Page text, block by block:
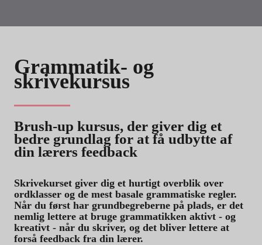
Grammatik- og
skrivekursus
Brush-up kursus, der giver dig et
bedre grundlag for at få udbytte af
din lærers feedback
Skrivekurset giver dig et hurtigt overblik over
ordklasser og de mest basale grammatiske regler.
Når du først har grundbegreberne på plads, er det
nemlig lettere at bruge grammatikken aktivt - og
kreativt - når du skriver, og det bliver lettere at
forså feedback fra din lærer.